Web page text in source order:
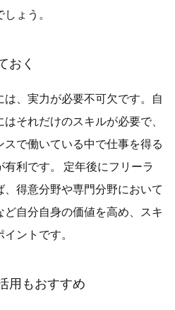
ょう。
おく
、実力が必要不可欠です。自
それだけのスキルが必要で、
で働いている中で仕事を得る
利です。 定年後にフリーラ
得意分野や専門分野において
自分自身の価値を高め、スキ
ントです。
用もおすすめ